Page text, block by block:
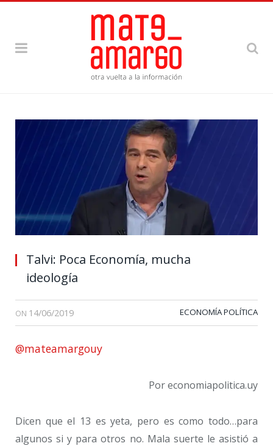
Talvi: Poca Economía, mucha
ideología
ON 14/06/2019 ECONOMÍA POLÍTICA
@mateamargouy
Por economiapolitica.uy
Dicen que el 13 es yeta, pero es como todo…para
algunos si y para otros no. Mala suerte le asistió a